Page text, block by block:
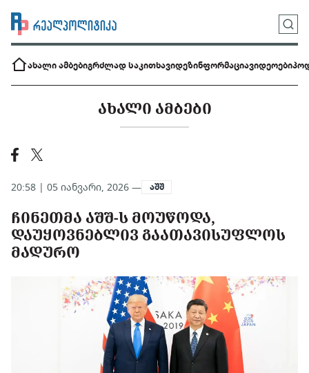
ახალი ამბებიგრძლად საკითხავიდეზინფორმაციავიდეოები
ᲐᲮᲐᲚᲘ ᲐᲛᲑᲔᲑᲘ
20:58 | 05 იანვარი, 2026 — აშშ
ᲩᲘᲜᲔᲗᲛᲐ ᲐᲨᲨ-Ს ᲛᲝᲣᲬᲝᲓᲐ,
ᲓᲐᲣᲧᲝᲕᲜᲔᲑᲚᲘᲕ ᲒᲐᲐᲗᲐᲕᲘᲡᲣᲤᲚᲝᲡ
ᲛᲐᲓᲣᲠᲝ